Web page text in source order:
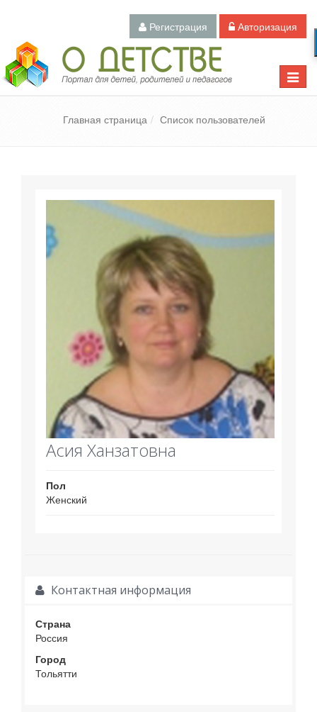
Регистрация Авторизация
Toggle
Педагогический портал «О детстве»
Главная страница Список пользователей
Асия Ханзатовна
Пол
Женский
Контактная информация
Страна
Россия
Город
Тольятти